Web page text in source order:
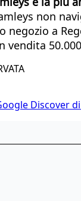
non
negozio a
vendita
Discover